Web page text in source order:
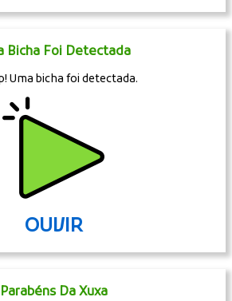
Bicha Foi Detectada
Uma bicha foi detectada.
OUVIR
Parabéns Da Xuxa